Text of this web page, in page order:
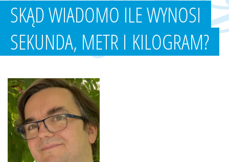
SKĄD WIADOMO ILE WYNOSI
SEKUNDA, METR I KILOGRAM?